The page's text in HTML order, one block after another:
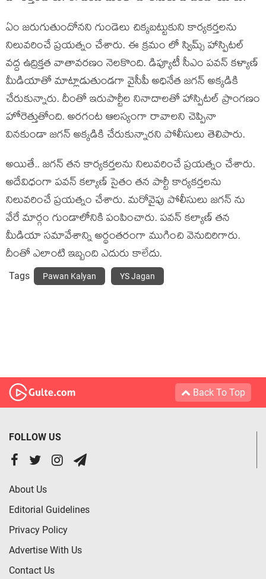
ఏం జ‌రుగుతుందోన‌ని గుండెలు చిక్క‌బ‌ట్టుకుని కార్య‌క‌ర్త‌ల‌ను
నిలువ‌రించే ప్ర‌య‌త్నం చేశారు. ఈ క్రమం లో స్విమ్స్ హాస్పిటల్
వద్ద ఉద్రిక్తత వాతావరణం నెలకొంది. డిప్యూటీ సీఎం పవన్ కళ్యాణ్
మీడియాతో మాట్లాడుతుండగా వైసీపీ అధినేత జగన్ అక్కడికి
చేరుకున్నారు. దీంతో ఇరుపార్టీల నినాదాలతో హాస్పిటల్ ప్రాంగణం
హోరెత్తుతోంది. అరగంట ఆలస్యంగా రావాలని చెప్పినా
వినకుండా జగన్ అక్కడికి చేరుకున్నారని పోలీసులు తెలిపారు.
అయితే.. జ‌గ‌న్ త‌న కార్య‌క‌ర్త‌లను నిలువ‌రించే ప్ర‌య‌త్నం చేశారు.
అదేవిధంగా ప‌వ‌న్ క‌ల్యాణ్ సైతం త‌న పార్టీ కార్య‌క‌ర్త‌ల‌ను
నిలువ‌రించే ప్ర‌య‌త్నం చేశారు. మ‌రోవైపు పోలీసులు జ‌గ‌న్ ను
వేరే మార్గం గుండాలోనికి పంపించారు. ప‌వ‌న్ క‌ల్యాణ్ తన
మీడియా స‌మావేశాన్ని అర్థంత‌రంగా ముగించి వెనుదిరిగారు.
దీంతో ఎలాంటి ఇబ్బంది ఎదురు కాలేదు.
Tags Pawan Kalyan YS Jagan
Back To Top
FOLLOW US
About Us
Editorial Guidelines
Privacy Policy
Advertise With Us
Contact Us